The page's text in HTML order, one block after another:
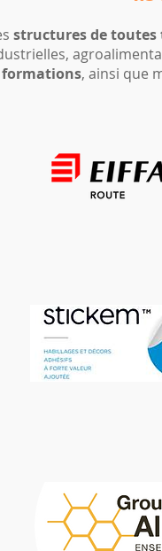
structures de toutes
formations, ainsi que